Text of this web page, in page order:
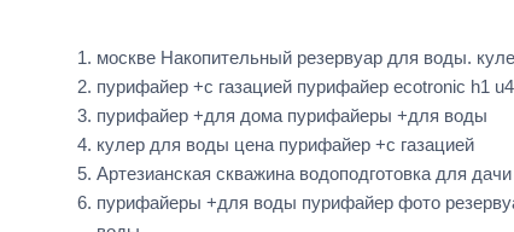
москве Накопительный резервуар для воды.
пурифайер +с газацией пурифайер ecotronic h1
пурифайер +для дома пурифайеры +для воды
кулер для воды цена пурифайер +с газацией
Артезианская скважина водоподготовка для
пурифайеры +для воды пурифайер фото